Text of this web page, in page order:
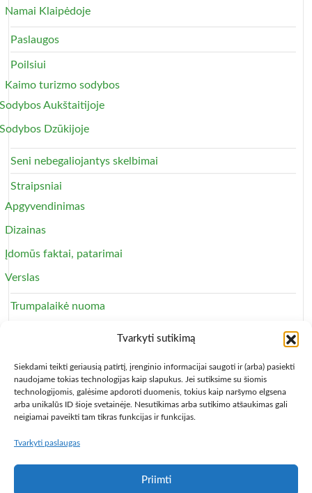
Tvarkyti sutikimą
Siekdami teikti geriausią patirtį, įrenginio informacijai saugoti ir (arba) pasiekti
naudojame tokias technologijas kaip slapukus. Jei sutiksime su šiomis
technologijomis, galėsime apdoroti duomenis, tokius kaip naršymo elgsena
arba unikalūs ID šioje svetainėje. Nesutikimas arba sutikimo atšaukimas gali
neigiamai paveikti tam tikras funkcijas ir funkcijas.
Tvarkyti paslaugas
Priimti
Namai Klaipėdoje
Paslaugos
Poilsiui
Kaimo turizmo sodybos
Sodybos Aukštaitijoje
Sodybos Dzūkijoje
Seni nebegaliojantys skelbimai
Straipsniai
Apgyvendinimas
Dizainas
Įdomūs faktai, patarimai
Verslas
Trumpalaikė nuoma
Copyright © 2013 – 2026
Privatumo politika